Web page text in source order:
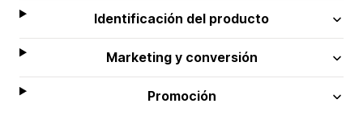
Identificación del producto
Marketing y conversión
Promoción